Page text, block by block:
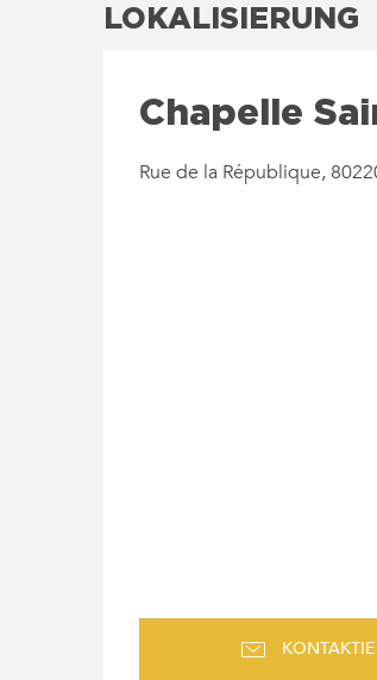
LOKALISIERUNG
Chapelle
Rue de la République,